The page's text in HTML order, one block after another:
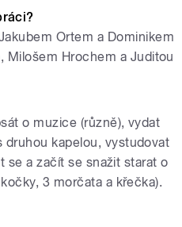
Ortem a Dominikem
Milošem Hrochem a Juditou
o muzice (různě), vydat
druhou kapelou, vystudovat
se a začít se snažit starat o
3 morčata a křečka).